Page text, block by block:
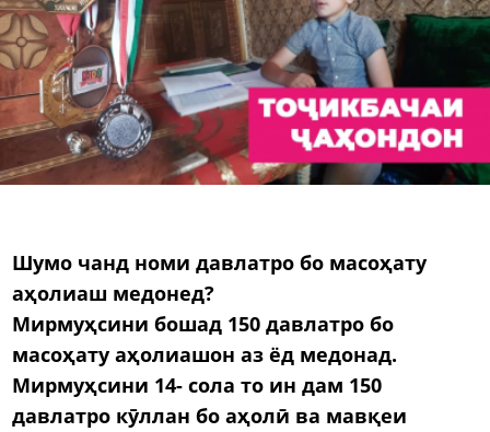
Шумо чанд номи давлатро бо масоҳату
аҳолиаш медонед?
Мирмуҳсини бошад 150 давлатро бо
масоҳату аҳолиашон аз ёд медонад.
Мирмуҳсини 14- сола то ин дам 150
давлатро кӯллан бо аҳолӣ ва мавқеи